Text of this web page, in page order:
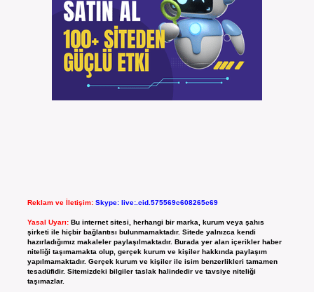
Reklam ve İletişim: Skype: live:.cid.575569c608265c69
Yasal Uyarı: Bu internet sitesi, herhangi bir marka, kurum veya şahıs
şirketi ile hiçbir bağlantısı bulunmamaktadır. Sitede yalnızca kendi
hazırladığımız makaleler paylaşılmaktadır. Burada yer alan içerikler haber
niteliği taşımamakta olup, gerçek kurum ve kişiler hakkında paylaşım
yapılmamaktadır. Gerçek kurum ve kişiler ile isim benzerlikleri tamamen
tesadüfidir. Sitemizdeki bilgiler taslak halindedir ve tavsiye niteliği
taşımazlar.